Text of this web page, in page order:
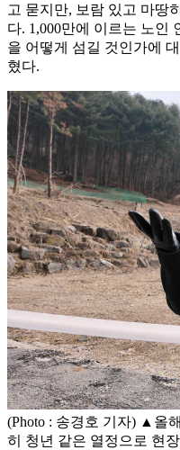
고 묻지만, 보람 있고 마땅
다. 1,000만에 이르는 노인
을 어떻게 섬길 것인가에
혔다.
(Photo : 송경호 기자) ▲올
히 청년 같은 열정으로 현